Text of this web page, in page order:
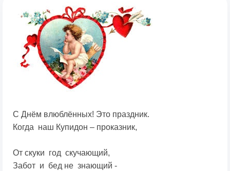
С Днём влюблённых! Это праздник.
Когда наш Купидон – проказник,
От скуки год скучающий,
Забот и бед не знающий -